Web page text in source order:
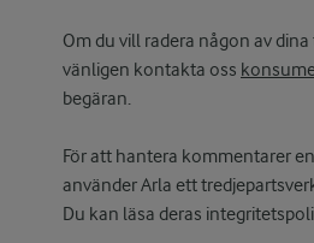
Om du vill radera någon av
vänligen kontakta oss
begäran.
För att hantera kommentarer
använder Arla ett
Du kan läsa deras